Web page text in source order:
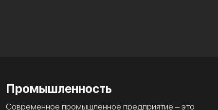
Промышленность
Современное промышленное предприятие – это